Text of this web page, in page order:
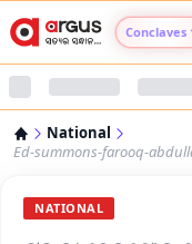
Conclaves
National
Ed-summons-farooq-
NATIONAL